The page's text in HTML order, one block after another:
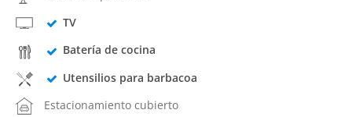
TV
Batería de cocina
Utensilios para barbacoa
Estacionamiento cubierto